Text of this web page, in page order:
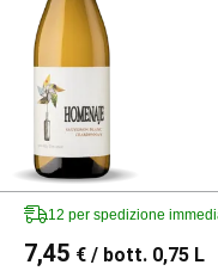
12 per spedizione
7,45 € / bott. 0,75 L